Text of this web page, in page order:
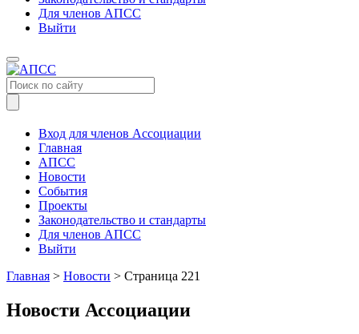
Для членов АПСС
Выйти
Меню
Вход для членов Ассоциации
Главная
АПСС
Новости
События
Проекты
Законодательство и стандарты
Для членов АПСС
Выйти
Главная > Новости > Страница 221
Новости Ассоциации